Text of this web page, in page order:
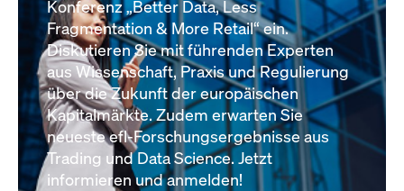
Konferenz „Better Data, Less
Fragmentation & More Retail“ ein.
Diskutieren Sie mit führenden Experten
aus Wissenschaft, Praxis und Regulierung
über die Zukunft der europäischen
Kapitalmärkte. Zudem erwarten Sie
neueste efl-Forschungsergebnisse aus
Trading und Data Science. Jetzt
informieren und anmelden!